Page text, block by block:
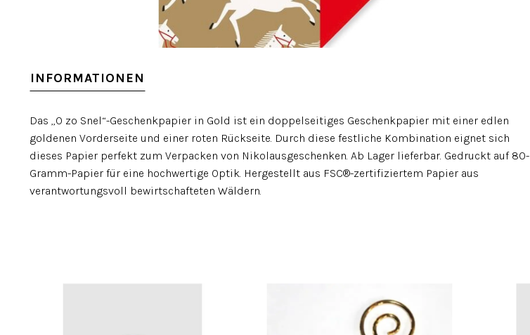
INFORMATIONEN
Das „O zo Snel“-Geschenkpapier in Gold ist ein doppelseitiges Geschenkpapier mit einer edlen
goldenen Vorderseite und einer roten Rückseite. Durch diese festliche Kombination eignet sich
dieses Papier perfekt zum Verpacken von Nikolausgeschenken. Ab Lager lieferbar. Gedruckt auf 80-
Gramm-Papier für eine hochwertige Optik. Hergestellt aus FSC®-zertifiziertem Papier aus
verantwortungsvoll bewirtschafteten Wäldern.